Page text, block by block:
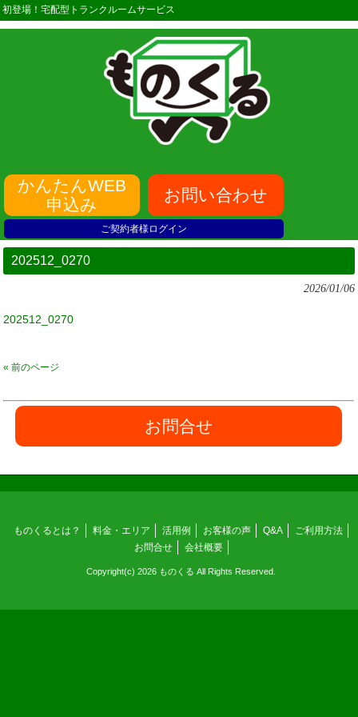
初登場！宅配型トランクルームサービス
かんたんWEB
申込み
お問い合わせ
ご契約者様ログイン
202512_0270
2026/01/06
202512_0270
« 前のページ
お問合せ
ものくるとは？ 料金・エリア 活用例 お客様の声 Q&A
ご利用方法
お問合せ
会社概要
Copyright(c) 2026 ものくる All Rights Reserved.